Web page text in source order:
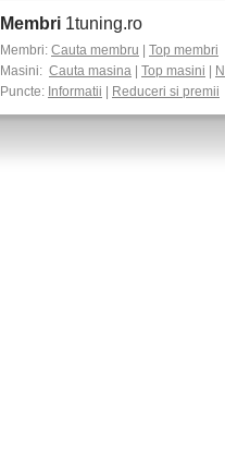
Membri 1tuning.ro
Membri: Cauta membru
Top membri
Masini: Cauta masina Top masini
Puncte: Informatii Reduceri si premii